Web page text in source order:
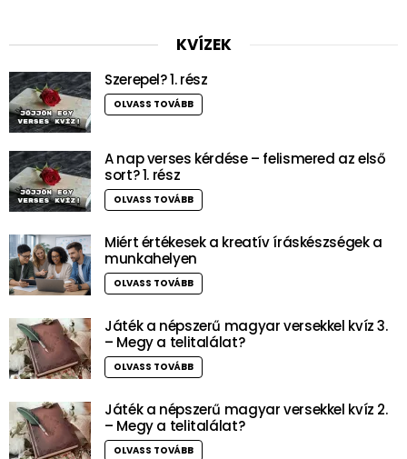
KVÍZEK
Szerepel? 1. rész
OLVASS TOVÁBB
A nap verses kérdése – felismered az első
sort? 1. rész
OLVASS TOVÁBB
Miért értékesek a kreatív íráskészségek a
munkahelyen
OLVASS TOVÁBB
Játék a népszerű magyar versekkel kvíz 3.
– Megy a telitalálat?
OLVASS TOVÁBB
Játék a népszerű magyar versekkel kvíz 2.
– Megy a telitalálat?
OLVASS TOVÁBB